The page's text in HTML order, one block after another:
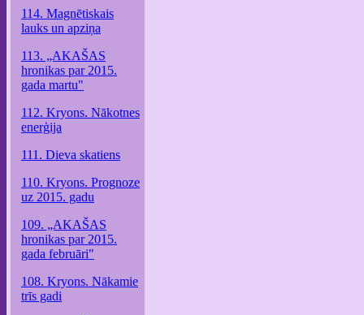
114. Magnētiskais
lauks un apziņa
113. „AKAŠAS
hronikas par 2015.
gada martu"
112. Kryons. Nākotnes
enerģija
111. Dieva skatiens
110. Kryons. Prognoze
uz 2015. gadu
109. „AKAŠAS
hronikas par 2015.
gada februāri"
108. Kryons. Nākamie
trīs gadi